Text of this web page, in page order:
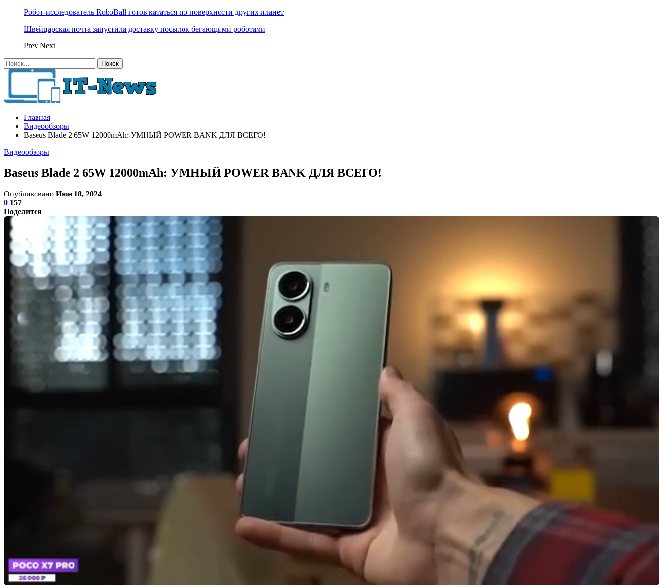
Робот-исследователь RoboBall готов кататься по поверхности других планет
Швейцарская почта запустила доставку посылок бегающими роботами
Prev Next
Главная
Видеообзоры
Baseus Blade 2 65W 12000mAh: УМНЫЙ POWER BANK ДЛЯ ВСЕГО!
Видеообзоры
Baseus Blade 2 65W 12000mAh: УМНЫЙ POWER BANK ДЛЯ ВСЕГО!
Опубликовано Июн 18, 2024
0 157
Поделится